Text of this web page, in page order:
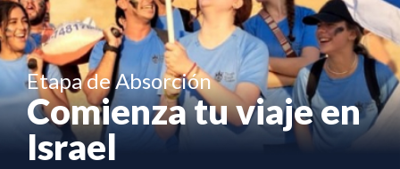
Etapa de Absorción
Comienza tu viaje en
Israel